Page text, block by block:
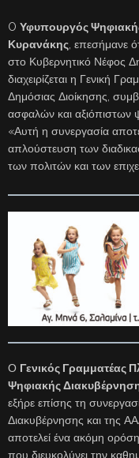
O Υφυπουργός
Κυρανάκης , επεσήμανε
στο Κυβερνητικό Νέφος
διαχειρίζεται η Γενική
Δημόσιας Διοίκησης,
ασφαλών και αξιόπιστων
«Αυτή η συνεργασία
απλούστευση των
των πολιτών και των
Ο Γενικός Γραμματέας
Ψηφιακής
εξήρε επίσης τη
Διακυβέρνησης και της
αποτελεί ένα ακόμη
που διευκολύνει την